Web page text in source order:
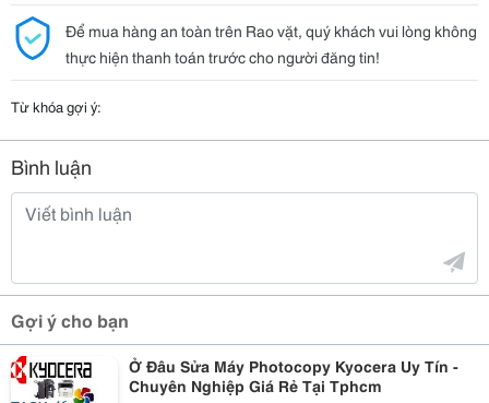
Để mua hàng an toàn trên Rao vặt, quý khách vui lòng không
thực hiện thanh toán trước cho người đăng tin!
Từ khóa gợi ý:
Bình luận
Gợi ý cho bạn
Ở Đâu Sửa Máy Photocopy Kyocera Uy Tín -
Chuyên Nghiệp Giá Rẻ Tại Tphcm